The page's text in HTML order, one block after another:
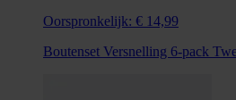
Oorspronkelijk: € 14,99
Boutenset Versnelling 6-pack